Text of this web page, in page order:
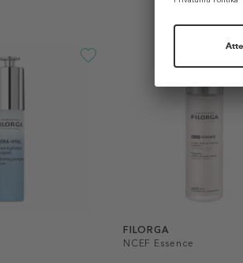
FILORGA
NCEF Essence